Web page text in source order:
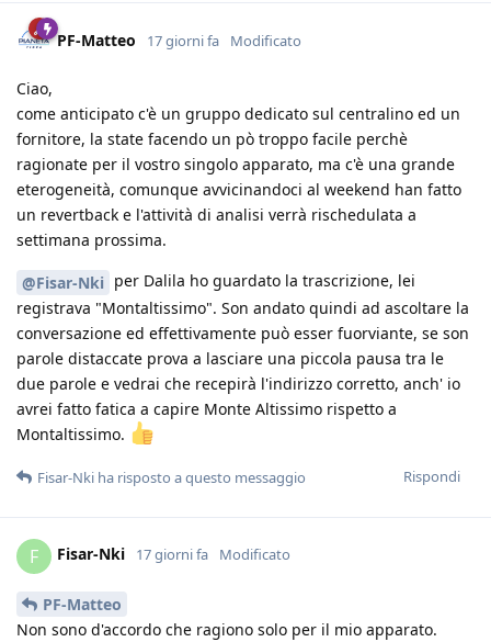
PF-Matteo 17 giorni fa Modificato
Ciao,
come anticipato c'è un gruppo dedicato sul centralino ed un
fornitore, la state facendo un pò troppo facile perchè
ragionate per il vostro singolo apparato, ma c'è una grande
eterogeneità, comunque avvicinandoci al weekend han fatto
un revertback e l'attività di analisi verrà rischedulata a
settimana prossima.
@Fisar-Nki per Dalila ho guardato la trascrizione, lei
registrava "Montaltissimo". Son andato quindi ad ascoltare la
conversazione ed effettivamente può esser fuorviante, se son
parole distaccate prova a lasciare una piccola pausa tra le
due parole e vedrai che recepirà l'indirizzo corretto, anch' io
avrei fatto fatica a capire Monte Altissimo rispetto a
Montaltissimo.
Rispondi
Fisar-Nki ha risposto a questo messaggio
F Fisar-Nki 17 giorni fa Modificato
PF-Matteo
Non sono d'accordo che ragiono solo per il mio apparato.